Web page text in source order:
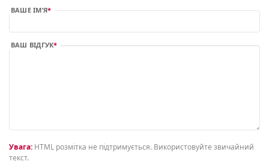
ВАШЕ ІМ’Я
ВАШ ВІДГУК
Увага: HTML розмітка не підтримується. Використовуйте звичайний
текст.